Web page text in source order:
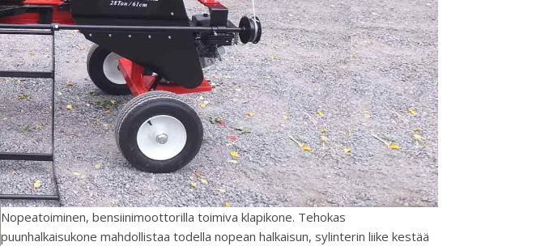
Nopeatoiminen, bensiinimoottorilla toimiva klapikone. Tehokas
puunhalkaisukone mahdollistaa todella nopean halkaisun, sylinterin liike kestää